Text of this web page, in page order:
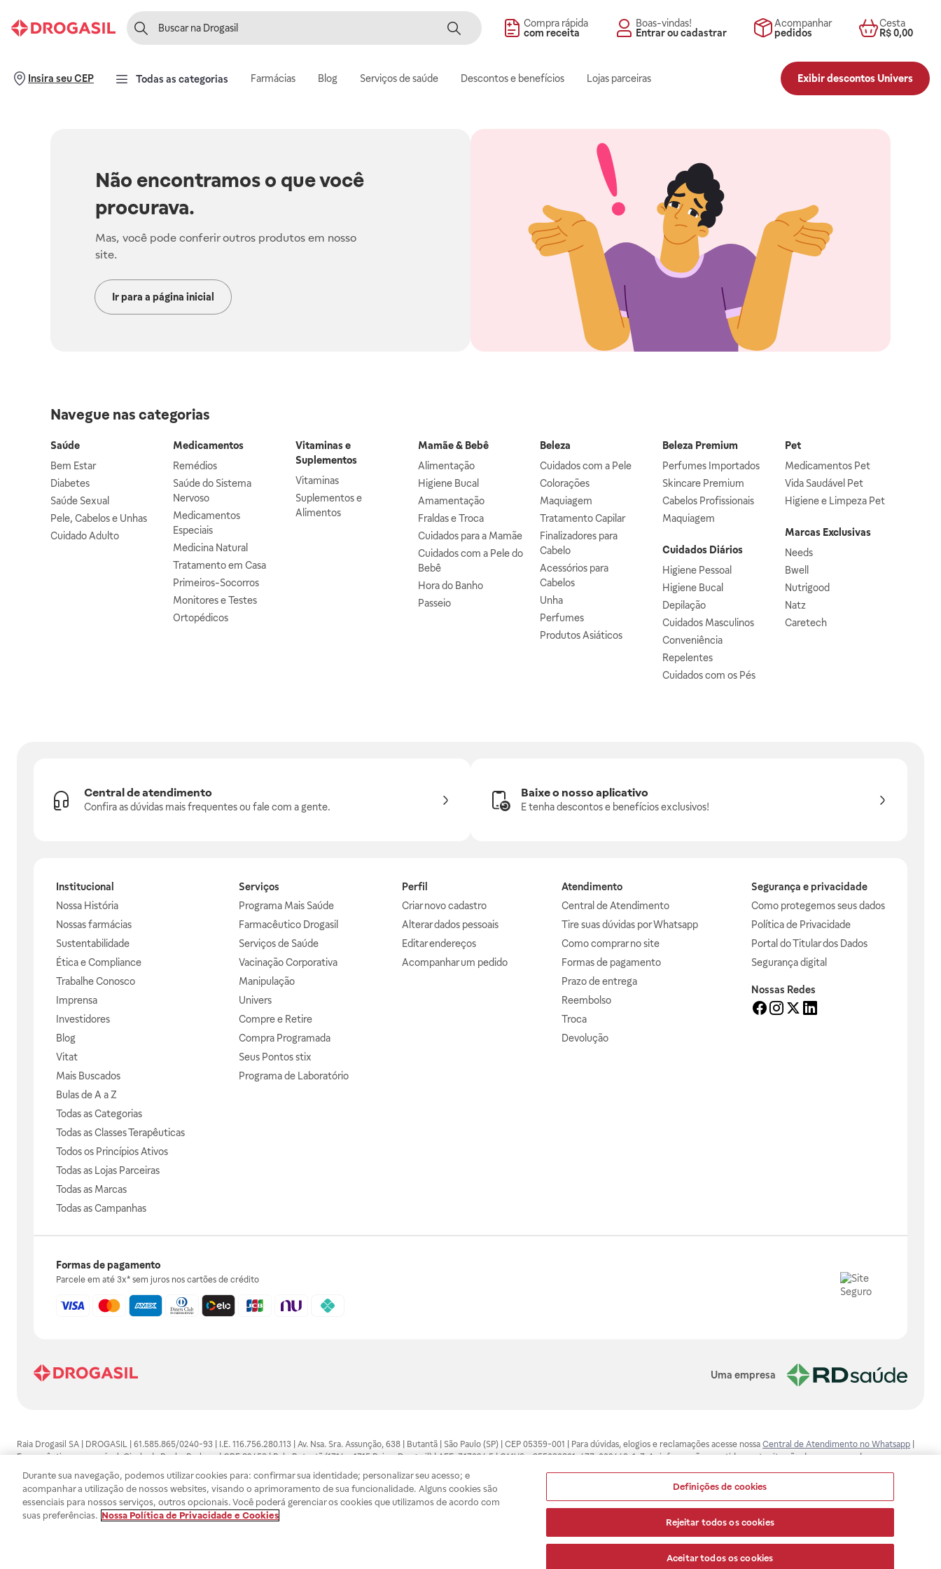
Compra rápida
com receita
Boas-vindas!
Entrar ou cadastrar
Acompanhar
pedidos
Cesta
R$ 0,00
Insira seu CEP Todas as categorias Farmácias Blog Serviços de saúde Descontos e benefícios Lojas parceiras Exibir descontos Univers
Não encontramos o que você
procurava.
Mas, você pode conferir outros produtos em nosso
site.
Ir para a página inicial
Navegue nas categorias
Saúde
Bem Estar
Diabetes
Saúde Sexual
Pele, Cabelos e Unhas
Cuidado Adulto
Medicamentos
Remédios
Saúde do Sistema
Nervoso
Medicamentos
Especiais
Medicina Natural
Tratamento em Casa
Primeiros-Socorros
Monitores e Testes
Ortopédicos
Vitaminas e
Suplementos
Vitaminas
Suplementos e
Alimentos
Mamãe & Bebê
Alimentação
Higiene Bucal
Amamentação
Fraldas e Troca
Cuidados para a Mamãe
Cuidados com a Pele do
Bebê
Hora do Banho
Passeio
Beleza
Cuidados com a Pele
Colorações
Maquiagem
Tratamento Capilar
Finalizadores para
Cabelo
Acessórios para
Cabelos
Unha
Perfumes
Produtos Asiáticos
Beleza Premium
Perfumes Importados
Skincare Premium
Cabelos Profissionais
Maquiagem
Cuidados Diários
Higiene Pessoal
Higiene Bucal
Depilação
Cuidados Masculinos
Conveniência
Repelentes
Cuidados com os Pés
Pet
Medicamentos Pet
Vida Saudável Pet
Higiene e Limpeza Pet
Marcas Exclusivas
Needs
Bwell
Nutrigood
Natz
Caretech
Central de atendimento
Confira as dúvidas mais frequentes ou fale com a gente.
Baixe o nosso aplicativo
E tenha descontos e benefícios exclusivos!
Institucional
Nossa História
Nossas farmácias
Sustentabilidade
Ética e Compliance
Trabalhe Conosco
Imprensa
Investidores
Blog
Vitat
Mais Buscados
Bulas de A a Z
Todas as Categorias
Todas as Classes Terapêuticas
Todos os Princípios Ativos
Todas as Lojas Parceiras
Todas as Marcas
Todas as Campanhas
Serviços
Programa Mais Saúde
Farmacêutico Drogasil
Serviços de Saúde
Vacinação Corporativa
Manipulação
Univers
Compre e Retire
Compra Programada
Seus Pontos stix
Programa de Laboratório
Perfil
Criar novo cadastro
Alterar dados pessoais
Editar endereços
Acompanhar um pedido
Atendimento
Central de Atendimento
Tire suas dúvidas por Whatsapp
Como comprar no site
Formas de pagamento
Prazo de entrega
Reembolso
Troca
Devolução
Segurança e privacidade
Como protegemos seus dados
Política de Privacidade
Portal do Titular dos Dados
Segurança digital
Nossas Redes
Formas de pagamento
Parcele em até 3x* sem juros nos cartões de crédito
Uma empresa
Raia Drogasil SA | DROGASIL | 61.585.865/0240-93 | I.E. 116.756.280.113 | Av. Nsa. Sra. Assunção, 638 | Butantã | São Paulo (SP) | CEP 05359-001 | Para dúvidas, elogios e reclamações acesse nossa Central de Atendimento no Whatsapp
Farmacêutico responsável: Gisele da Penha Barbosa | CRF 89453 | Polo Butantã (1714 e 1715 Raia e Drogasil) | AFE: 7.17094.5 | CMVS - 355030801-477-002443-1-7. As informações contidas neste site não devem ser usadas para
automedicação e não substituem, em hipótese alguma, as orientações dadas pelo profissional da área médica. Somente o médico está apto a diagnosticar qualquer problema de saúde e prescrever o tratamento adequado. Ao
persistirem os sintomas, um médico deverá ser consultado. Os preços e promoções divulgados no site são válidos apenas para compras feitas pela internet. Maiores esclarecimentos, consultar o site: www.anvisa.gov.br. A Raia Drogasil
SA trabalha com as tecnologias mais avançadas de proteção de dados, para que você possa realizar suas compras com tranquilidade. A privacidade e a segurança dos clientes são compromissos da Raia Drogasil SA. Todos os pedidos
efetuados estão sujeitos à confirmação da disponibilidade de produto em nosso estoque.
Durante sua navegação, podemos utilizar cookies para: confirmar sua identidade; personalizar seu acesso; e
acompanhar a utilização de nossos websites, visando o aprimoramento de sua funcionalidade. Alguns cookies são
essenciais para nossos serviços, outros opcionais. Você poderá gerenciar os cookies que utilizamos de acordo com
suas preferências. Nossa Política de Privacidade e Cookies
Definições de cookies
Rejeitar todos os cookies
Aceitar todos os cookies